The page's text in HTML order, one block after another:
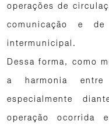
operações de
comunicação e
intermunicipal.
Dessa forma, como
a harmonia
especialmente
operação ocorrida